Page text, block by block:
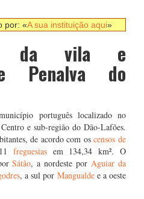
por: «A sua instituição aqui»
da vila e
Penalva do
português localizado no
e sub-região do Dão-Lafões.
de acordo com oscensos de
freguesiasem 134,34 km². O
Sátão, a nordeste porAguiar da
, a sul por Mangualdee a oeste